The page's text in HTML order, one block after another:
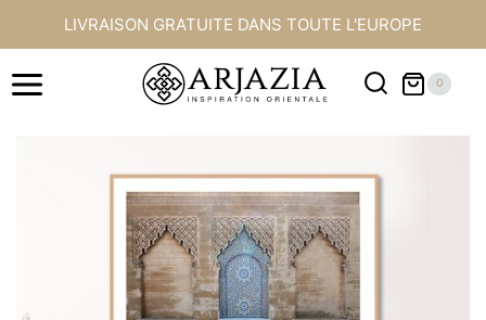
LIVRAISON GRATUITE DANS TOUTE L'EUROPE
0